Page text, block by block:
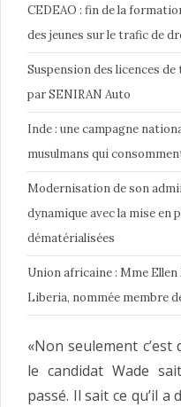
CEDEAO : fin de la
des jeunes sur le trafic de
Suspension des licences de
par SENIRAN Auto
Inde : une campagne
musulmans qui
Modernisation de son
dynamique avec la mise en
dématérialisées
Union africaine : Mme
Liberia, nommée membre
«Non seulement
le candidat Wade
passé. Il sait ce qu’il a